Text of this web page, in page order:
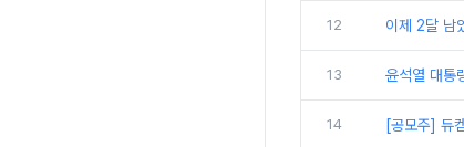
12 이제 2달 남
13 윤석열 대통
14 [공모주] 듀